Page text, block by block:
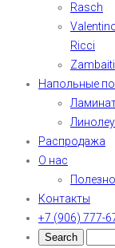
Rasch
Ricci
Zambaiti
Напольные
Распродажа
О нас
Контакты
+7 (906) 777-